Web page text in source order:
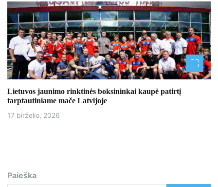
Lietuvos jaunimo rinktinės boksininkai kaupė patirtį
tarptautiniame mače Latvijoje
17 birželio, 2026
Paieška